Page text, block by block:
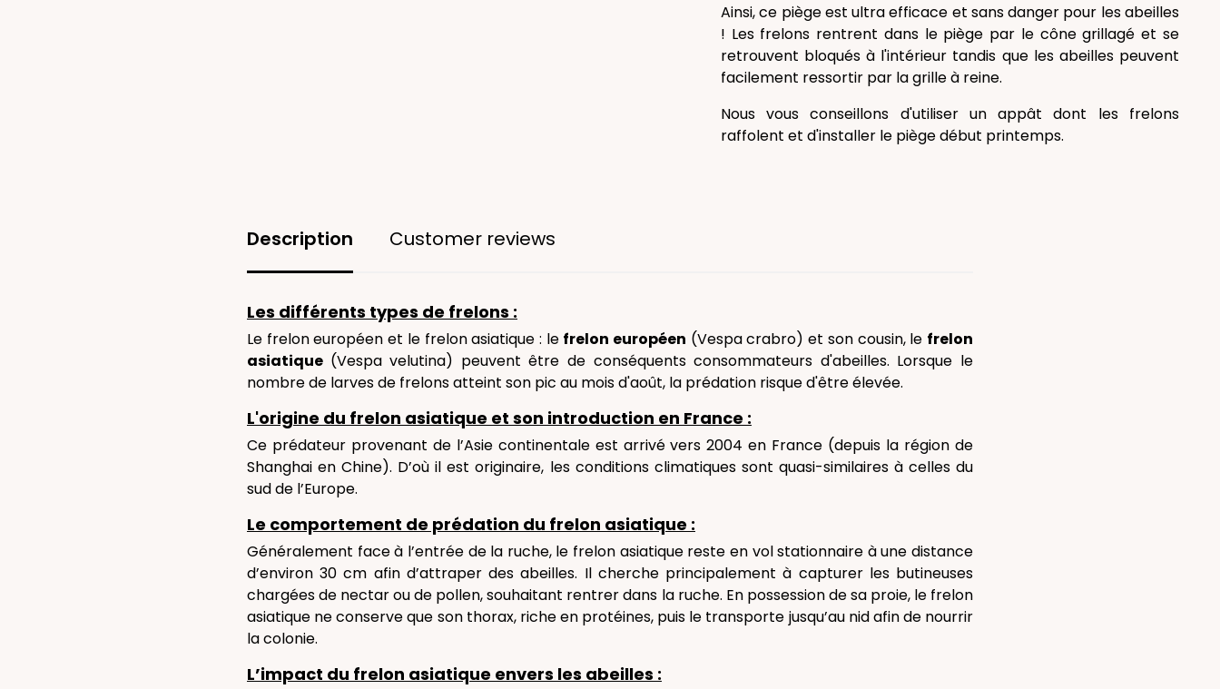
Ainsi, ce piège est ultra efficace et sans danger pour les abeilles
! Les frelons rentrent dans le piège par le cône grillagé et se
retrouvent bloqués à l'intérieur tandis que les abeilles peuvent
facilement ressortir par la grille à reine.
Nous vous conseillons d'utiliser un appât dont les frelons
raffolent et d'installer le piège début printemps.
Description Customer reviews
Les différents types de frelons :
Le frelon européen et le frelon asiatique : le frelon européen (Vespa crabro) et son cousin, le frelon
asiatique (Vespa velutina) peuvent être de conséquents consommateurs d'abeilles. Lorsque le
nombre de larves de frelons atteint son pic au mois d'août, la prédation risque d'être élevée.
L'origine du frelon asiatique et son introduction en France :
Ce prédateur provenant de l’Asie continentale est arrivé vers 2004 en France (depuis la région de
Shanghai en Chine). D’où il est originaire, les conditions climatiques sont quasi-similaires à celles du
sud de l’Europe.
Le comportement de prédation du frelon asiatique :
Généralement face à l’entrée de la ruche, le frelon asiatique reste en vol stationnaire à une distance
d’environ 30 cm afin d’attraper des abeilles. Il cherche principalement à capturer les butineuses
chargées de nectar ou de pollen, souhaitant rentrer dans la ruche. En possession de sa proie, le frelon
asiatique ne conserve que son thorax, riche en protéines, puis le transporte jusqu’au nid afin de nourrir
la colonie.
L’impact du frelon asiatique envers les abeilles :